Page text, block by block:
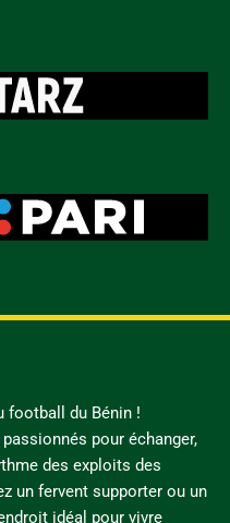
football du Bénin !
pour échanger,
des exploits des
un fervent supporter ou un
idéal pour vivre